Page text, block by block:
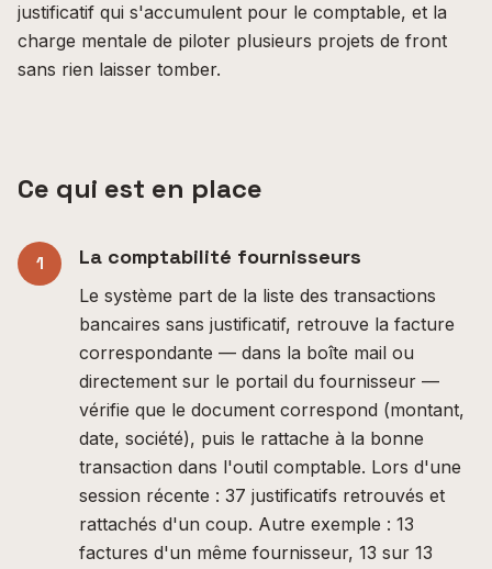
justificatif qui s'accumulent pour le comptable, et la
charge mentale de piloter plusieurs projets de front
sans rien laisser tomber.
Ce qui est en place
1 La comptabilité fournisseurs
Le système part de la liste des transactions
bancaires sans justificatif, retrouve la facture
correspondante — dans la boîte mail ou
directement sur le portail du fournisseur —
vérifie que le document correspond (montant,
date, société), puis le rattache à la bonne
transaction dans l'outil comptable. Lors d'une
session récente : 37 justificatifs retrouvés et
rattachés d'un coup. Autre exemple : 13
factures d'un même fournisseur, 13 sur 13